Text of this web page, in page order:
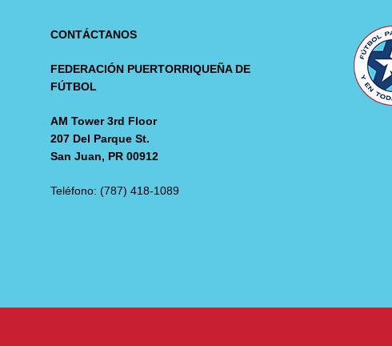
CONTÁCTANOS
FEDERACIÓN PUERTORRIQUEÑA DE
FÚTBOL
AM Tower 3rd Floor
207 Del Parque St.
San Juan, PR 00912
Teléfono: (787) 418-1089